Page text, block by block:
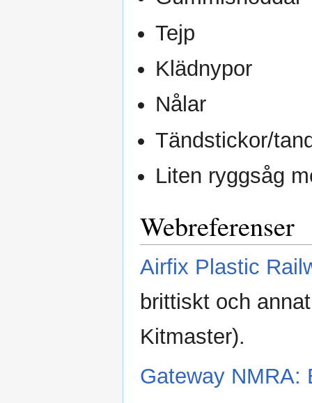
Tejp
Klädnypor
Nålar
Tändstickor/
Liten ryggsåg
Webreferenser
Airfix Plastic
brittiskt och
Kitmaster).
Gateway NMRA: